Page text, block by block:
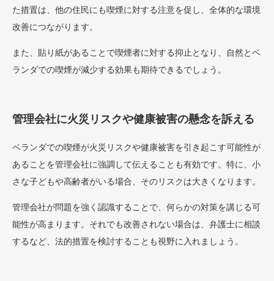
た措置は、他の住民にも喫煙に対する注意を促し、全体的な環境
改善につながります。
また、貼り紙があることで喫煙者に対する抑止となり、自然とベ
ランダでの喫煙が減少する効果も期待できるでしょう。
管理会社に火災リスクや健康被害の懸念を訴える
ベランダでの喫煙が火災リスクや健康被害を引き起こす可能性が
あることを管理会社に強調して伝えることも有効です。特に、小
さな子どもや高齢者がいる場合、そのリスクは大きくなります。
管理会社が問題を強く認識することで、何らかの対策を講じる可
能性が高まります。それでも改善されない場合は、弁護士に相談
するなど、法的措置を検討することも視野に入れましょう。